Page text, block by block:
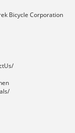
Bicycle Corporation